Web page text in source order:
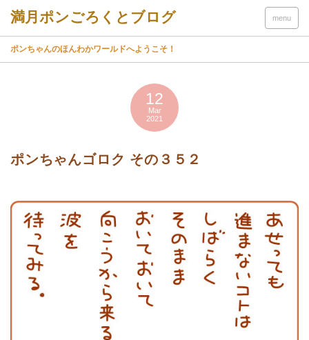
menu
ポンちゃんのほんわかワールドへようこそ！
12
Mar
2021
ポンちゃんゴロク その３５２